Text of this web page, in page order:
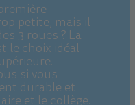
petite, mais il
3 roues ? La
le choix idéal
si vous
durable et
et le collège.